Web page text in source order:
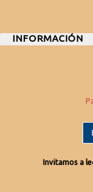
INFORMACIÓN
Invitamos a